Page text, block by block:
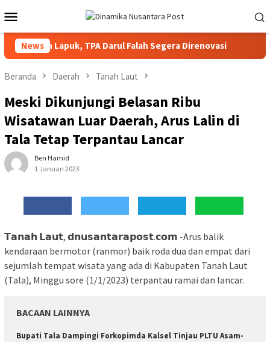
ke
kontenMobile
NewsLapuk, TPA Darul Falah Segera Direnovasi
Beranda Daerah Tanah Laut
Meski Dikunjungi Belasan Ribu
Wisatawan Luar Daerah, Arus Lalin di
Tala Tetap Terpantau Lancar
Ben Hamid
1 Januari 2023
𝗧𝗮𝗻𝗮𝗵 𝗟𝗮𝘂𝘁, 𝗱𝗻𝘂𝘀𝗮𝗻𝘁𝗮𝗿𝗮𝗽𝗼𝘀𝘁.𝗰𝗼𝗺 -Arus balik
kendaraan bermotor (ranmor) baik roda dua dan empat dari
sejumlah tempat wisata yang ada di Kabupaten Tanah Laut
(Tala), Minggu sore (1/1/2023) terpantau ramai dan lancar.
BACAAN LAINNYA
Bupati Tala Dampingi Forkopimda Kalsel Tinjau PLTU Asam-